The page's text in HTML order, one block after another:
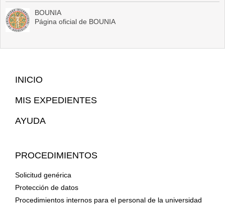
BOUNIA
Página oficial de BOUNIA
Mapa
Web
INICIO
MIS EXPEDIENTES
AYUDA
PROCEDIMIENTOS
Solicitud genérica
Protección de datos
Procedimientos internos para el personal de la universidad